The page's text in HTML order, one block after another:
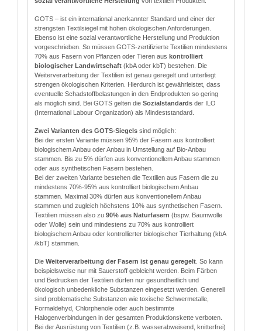
GOTS – ist ein international anerkannter Standard und einer der
strengsten Textilsiegel mit hohen ökologischen Anforderungen.
Ebenso ist eine sozial verantwortliche Herstellung und Produktion
vorgeschrieben. So müssen GOTS-zertifizierte Textilien mindestens
70% aus Fasern von Pflanzen oder Tieren aus kontrolliert
biologischer Landwirtschaft (kbA oder kbT) bestehen. Die
Weiterverarbeitung der Textilien ist genau geregelt und unterliegt
strengen ökologischen Kriterien. Hierdurch ist gewährleistet, dass
eventuelle Schadstoffbelastungen in den Endprodukten so gering
als möglich sind. Bei GOTS gelten die Sozialstandards der ILO
(International Labour Organization) als Mindeststandard.
Zwei Varianten des GOTS-Siegels sind möglich:
Bei der ersten Variante müssen 95% der Fasern aus kontrolliert
biologischem Anbau oder Anbau in Umstellung auf Bio-Anbau
stammen. Bis zu 5% dürfen aus konventionellem Anbau stammen
oder aus synthetischen Fasern bestehen.
Bei der zweiten Variante bestehen die Textilien aus Fasern die zu
mindestens 70%-95% aus kontrolliert biologischem Anbau
stammen. Maximal 30% dürfen aus konventionellem Anbau
stammen und zugleich höchstens 10% aus synthetischen Fasern.
Textilien müssen also zu 90% aus Naturfasern (bspw. Baumwolle
oder Wolle) sein und mindestens zu 70% aus kontrolliert
biologischem Anbau oder kontrollierter biologischer Tierhaltung (kbA
/kbT) stammen.
Die Weiterverarbeitung der Fasern ist genau geregelt . So kann
beispielsweise nur mit Sauerstoff gebleicht werden. Beim Färben
und Bedrucken der Textilien dürfen nur gesundheitlich und
ökologisch unbedenkliche Substanzen eingesetzt werden. Generell
sind problematische Substanzen wie toxische Schwermetalle,
Formaldehyd, Chlorphenole oder auch bestimmte
Halogenverbindungen in der gesamten Produktionskette verboten.
Bei der Ausrüstung von Textilien (z.B. wasserabweisend, knitterfrei)